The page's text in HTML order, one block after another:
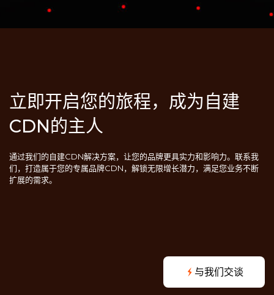
立即开启您的旅程，成为自建
CDN的主人
通过我们的自建CDN解决方案，让您的品牌更具实力和影响力。联系我
们，打造属于您的专属品牌CDN，解锁无限增长潜力，满足您业务不断
扩展的需求。
与我们交谈